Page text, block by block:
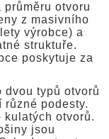
otvoru
z masivního
výrobce) a
struktuře.
poskytuje za
typů otvorů
podesty.
otvorů.
jsou